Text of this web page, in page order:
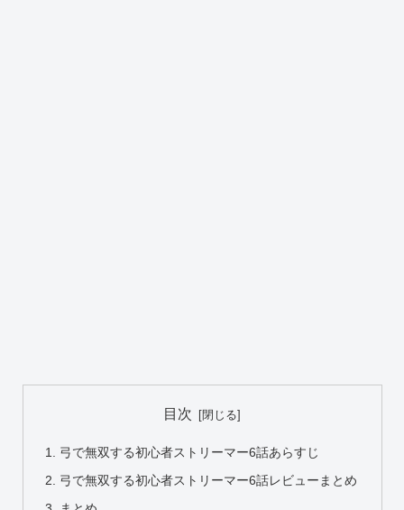
目次
弓で無双する初心者ストリーマー6話あらすじ
弓で無双する初心者ストリーマー6話レビューまとめ